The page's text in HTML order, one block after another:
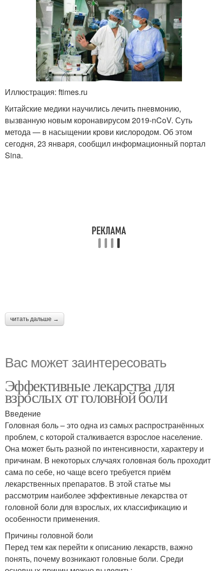
Иллюстрация: ftimes.ru
Китайские медики научились лечить пневмонию,
вызванную новым коронавирусом 2019-nCoV. Суть
метода — в насыщении крови кислородом. Об этом
сегодня, 23 января, сообщил информационный портал
Sina.
читать дальше →
Вас может заинтересовать
Эффективные лекарства для
взрослых от головной боли
Введение
Головная боль – это одна из самых распространённых
проблем, с которой сталкивается взрослое население.
Она может быть разной по интенсивности, характеру и
причинам. В некоторых случаях головная боль проходит
сама по себе, но чаще всего требуется приём
лекарственных препаратов. В этой статье мы
рассмотрим наиболее эффективные лекарства от
головной боли для взрослых, их классификацию и
особенности применения.
Причины головной боли
Перед тем как перейти к описанию лекарств, важно
понять, почему возникают головные боли. Среди